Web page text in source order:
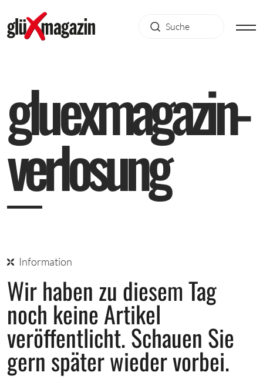
gluexmagazin-
verlosung
Information
Wir haben zu diesem Tag
noch keine Artikel
veröffentlicht.Schauen Sie
gern später wieder vorbei.